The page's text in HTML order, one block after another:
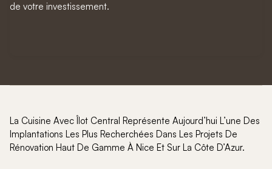
de votre investissement.
La Cuisine Avec Îlot Central Représente Aujourd’hui L’une Des
Implantations Les Plus Recherchées Dans Les Projets De
Rénovation Haut De Gamme À Nice Et Sur La Côte D’Azur.